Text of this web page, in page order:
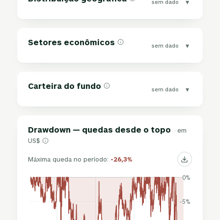
sem dado
Setores econômicos sem dado ▾
Carteira do fundo sem dado ▾
Drawdown — quedas desde o topo · em
US$
Máxima queda no período: -26,3%
-5%
0%